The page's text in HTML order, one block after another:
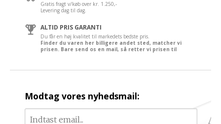
Gratis fragt v/køb over kr. 1.250,-
Levering dag til dag.
ALTID PRIS GARANTI
Du får en høj kvalitet til markedets bedste pris.
Finder du varen her billigere andet sted, matcher vi
prisen. Bare send os en mail, så retter vi prisen til
Modtag vores nyhedsmail: